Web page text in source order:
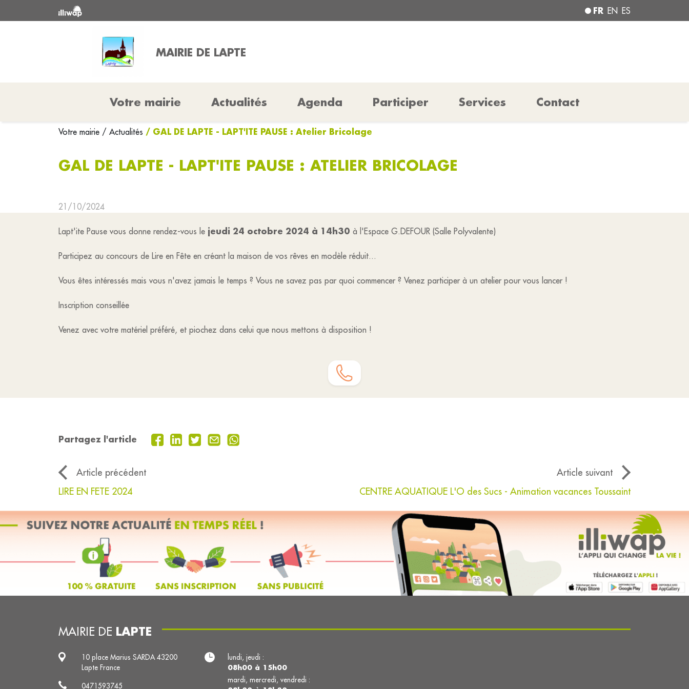
FR EN ES
MAIRIE DE LAPTE
Votre mairie Actualités Agenda Participer Services Contact
Votre mairie / Actualités / GAL DE LAPTE - LAPT'ITE PAUSE : Atelier Bricolage
GAL DE LAPTE - LAPT'ITE PAUSE : ATELIER BRICOLAGE
21/10/2024
Lapt'ite Pause vous donne rendez-vous le jeudi 24 octobre 2024 à 14h30 à l'Espace G.DEFOUR (Salle Polyvalente)
Participez au concours de Lire en Fête en créant la maison de vos rêves en modèle réduit...
Vous êtes intéressés mais vous n'avez jamais le temps ? Vous ne savez pas par quoi commencer ? Venez participer à un atelier pour vous lancer !
Inscription conseillée
Venez avec votre matériel préféré, et piochez dans celui que nous mettons à disposition !
Partagez l'article
Article précédent
Article suivant
LIRE EN FETE 2024
CENTRE AQUATIQUE L'O des Sucs - Animation vacances Toussaint
MAIRIE DE LAPTE
10 place Marius SARDA 43200
Lapte France
0471593745
lundi, jeudi :
08h00 à 15h00
mardi, mercredi, vendredi :